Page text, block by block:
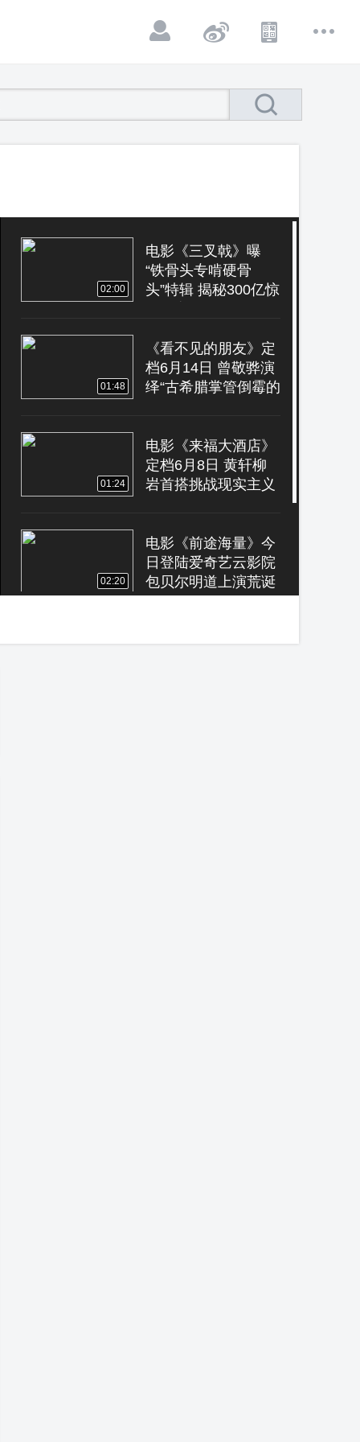
02:00
电影《三叉戟》曝
“铁骨头专啃硬骨
头”特辑 揭秘300亿惊
01:48
《看不见的朋友》定
档6月14日 曾敬骅演
绎“古希腊掌管倒霉的
01:24
电影《来福大酒店》
定档6月8日 黄轩柳
岩首搭挑战现实主义
02:20
电影《前途海量》今
日登陆爱奇艺云影院
包贝尔明道上演荒诞
《穿过月亮的旅行》